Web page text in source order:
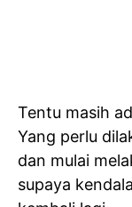
Tentu masih
Yang perlu
dan mulai
supaya